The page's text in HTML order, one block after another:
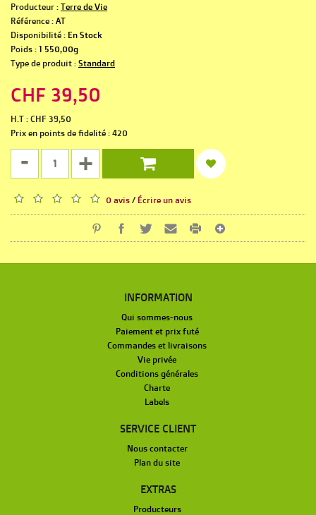
Producteur : Terre de Vie
Référence : AT
Disponibilité : En Stock
Poids : 1 550,00g
Type de produit : Standard
CHF 39,50
H.T : CHF 39,50
Prix en points de fidelité : 420
- +
0 avis / Écrire un avis
INFORMATION
Qui sommes-nous
Paiement et prix futé
Commandes et livraisons
Vie privée
Conditions générales
Charte
Labels
SERVICE CLIENT
Nous contacter
Plan du site
EXTRAS
Producteurs